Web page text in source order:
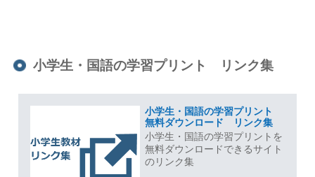
小学生・国語の学習プリント リンク集
小学生・国語の学習プリント
無料ダウンロード リンク集
小学生・国語の学習プリントを
無料ダウンロードできるサイト
のリンク集